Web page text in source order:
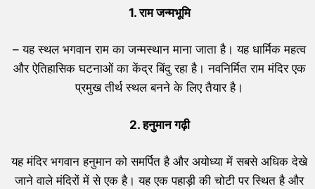
1.राम जन्मभूमि
– यह स्थल भगवान राम का जन्मस्थान माना जाता है। यह धार्मिक महत्व
और ऐतिहासिक घटनाओं का केंद्र बिंदु रहा है। नवनिर्मित राम मंदिर एक
प्रमुख तीर्थ स्थल बनने के लिए तैयार है।
2.हनुमान गढ़ी
यह मंदिर भगवान हनुमान को समर्पित है और अयोध्या में सबसे अधिक देखे
जाने वाले मंदिरों में से एक है। यह एक पहाड़ी की चोटी पर स्थित है और